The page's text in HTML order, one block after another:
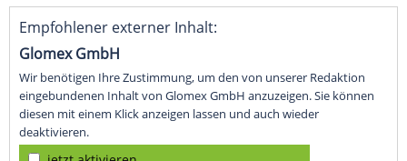
Empfohlener externer Inhalt:
Glomex GmbH
Wir benötigen Ihre Zustimmung, um den von unserer Redaktion
eingebundenen Inhalt von Glomex GmbH anzuzeigen. Sie können
diesen mit einem Klick anzeigen lassen und auch wieder
deaktivieren.